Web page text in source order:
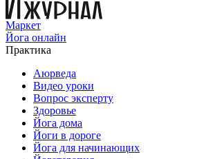
Маркет
Йога онлайн
Практика
Аюрведа
Видео уроки
Вопрос эксперту
Здоровье
Йога дома
Йоги в дороге
Йога для начинающих